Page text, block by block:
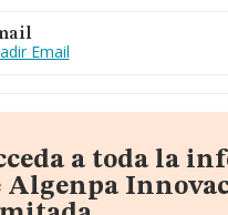
Email
a toda la
Algenpa